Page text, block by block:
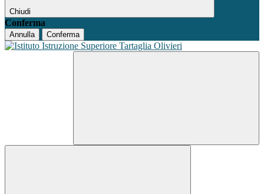
Chiudi
Conferma
Annulla Conferma